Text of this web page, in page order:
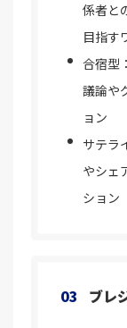
係者と
目指す
合宿型
議論や
ョン
サテラ
やシェ
ション
03 ブレ